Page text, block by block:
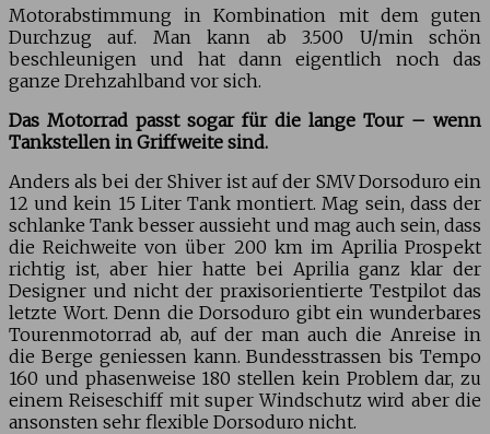
Motorabstimmung in Kombination mit dem guten
Durchzug auf. Man kann ab 3.500 U/min schön
beschleunigen und hat dann eigentlich noch das
ganze Drehzahlband vor sich.
Das Motorrad passt sogar für die lange Tour – wenn
Tankstellen in Griffweite sind.
Anders als bei der Shiver ist auf der SMV Dorsoduro ein
12 und kein 15 Liter Tank montiert. Mag sein, dass der
schlanke Tank besser aussieht und mag auch sein, dass
die Reichweite von über 200 km im Aprilia Prospekt
richtig ist, aber hier hatte bei Aprilia ganz klar der
Designer und nicht der praxisorientierte Testpilot das
letzte Wort. Denn die Dorsoduro gibt ein wunderbares
Tourenmotorrad ab, auf der man auch die Anreise in
die Berge geniessen kann. Bundesstrassen bis Tempo
160 und phasenweise 180 stellen kein Problem dar, zu
einem Reiseschiff mit super Windschutz wird aber die
ansonsten sehr flexible Dorsoduro nicht.